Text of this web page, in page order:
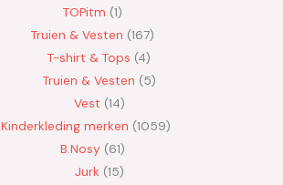
TOPitm 1
Truien & Vesten 167
T-shirt & Tops 4
Truien & Vesten 5
Vest 14
Kinderkleding merken 1059
B.Nosy 61
Jurk 15